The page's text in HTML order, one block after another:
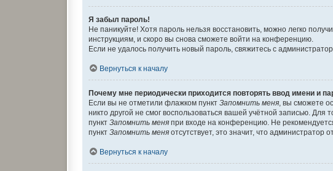
Я забыл пароль!
Не паникуйте! Хотя пароль нельзя восстановить, можно легко
инструкциям, и скоро вы снова сможете войти на конференцию.
Если не удалось получить новый пароль, свяжитесь с
Вернуться к началу
Почему мне периодически приходится повторять ввод имени и
Если вы не отметили флажком пунктЗапомнить меня , вы сможете
никто другой не смог воспользоваться вашей учётной записью.
пунктЗапомнить меня при входе на конференцию. Не
пунктЗапомнить меня отсутствует, это значит, что администратор
Вернуться к началу